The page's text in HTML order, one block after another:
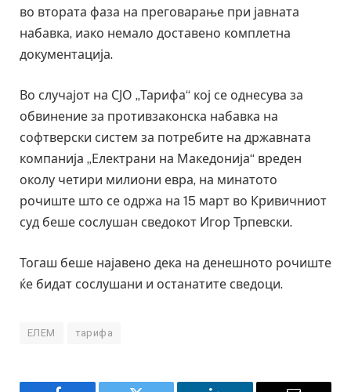
во втората фаза на преговарање при јавната
набавка, иако немало доставено комплетна
документација.
Во случајот на СЈО „Тарифа“ кој се однесува за
обвинение за противзаконска набавка на
софтверски систем за потребите на државната
компанија „Електрани на Македонија“ вреден
околу четири милиони евра, на минатото
рочиште што се одржа на 15 март во Кривичниот
суд беше сослушан сведокот Игор Трпевски.
Тогаш беше најавено дека на денешното рочиште
ќе бидат сослушани и останатите сведоци.
ЕЛЕМ тарифа